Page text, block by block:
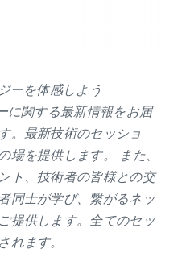
ーを体感しよう
に関する最新情報をお届
。最新技術のセッショ
場を提供します。 また、
ト、技術者の皆様との交
同士が学び、繋がるネッ
提供します。全てのセッ
れます。